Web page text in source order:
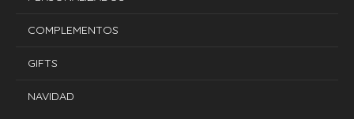
COMPLEMENTOS
GIFTS
NAVIDAD